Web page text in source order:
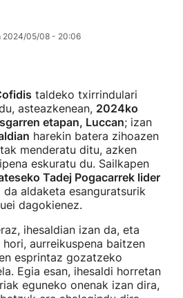
2024/05/08 - 20:06
taldeko txirrindulari
asteazkenean, 2024ko
etapan, Luccan; izan
harekin batera zihoazen
menderatu ditu, azken
eskuratu du. Sailkapen
Tadej Pogacarrek lider
da aldaketa esanguratsurik
dagokienez.
ihesaldian izan da, eta
aurreikuspena baitzen
esprintaz gozatzeko
Egia esan, ihesaldi horretan
eguneko onenak izan dira,